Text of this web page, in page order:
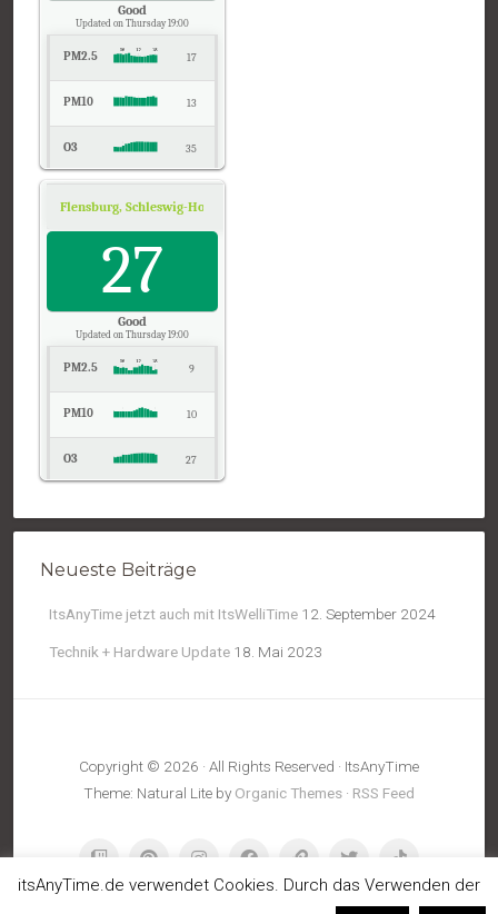
Good
Updated on Thursday 19:00
PM2.5 17
PM10 13
O3 35
Pressure
Flensburg, Schleswig-Holstein
27
Good
Updated on Thursday 19:00
PM2.5 9
PM10 10
O3 27
Neueste Beiträge
ItsAnyTime jetzt auch mit ItsWelliTime 12. September 2024
Technik + Hardware Update 18. Mai 2023
Copyright © 2026 · All Rights Reserved · ItsAnyTime
Theme: Natural Lite by Organic Themes · RSS Feed
itsAnyTime.de verwendet Cookies. Durch das Verwenden der